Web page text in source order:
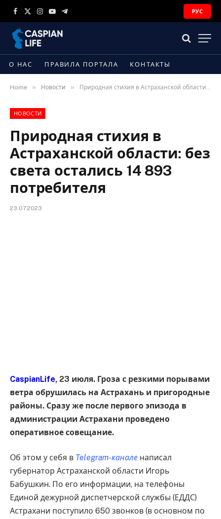
Facebook
X
Instagram
YouTubeTelegram
РУС
О НАС ПРАВИЛА ПОРТАЛА КОНТАКТЫ
Home » Новости » Природная стихия в Астраханской области: без света остались 14 893 потребителя
НОВОСТИ
Природная стихия в
Астраханской области: без
света остались 14 893
потребителя
23.07.2023
CaspianLife, 23 июля. Гроза с резкими порывами
ветра обрушилась на Астрахань и пригородные
районы. Сразу же после первого эпизода в
администрации Астрахани проведено
оперативное совещание.
Об этом у себя в Telegram-канале написал
губернатор Астраханской области Игорь
Бабушкин. По его информации, на телефоны
Единой дежурной диспетчерской службы (ЕДДС)
Астрахани поступило 650 звонков (в основном по